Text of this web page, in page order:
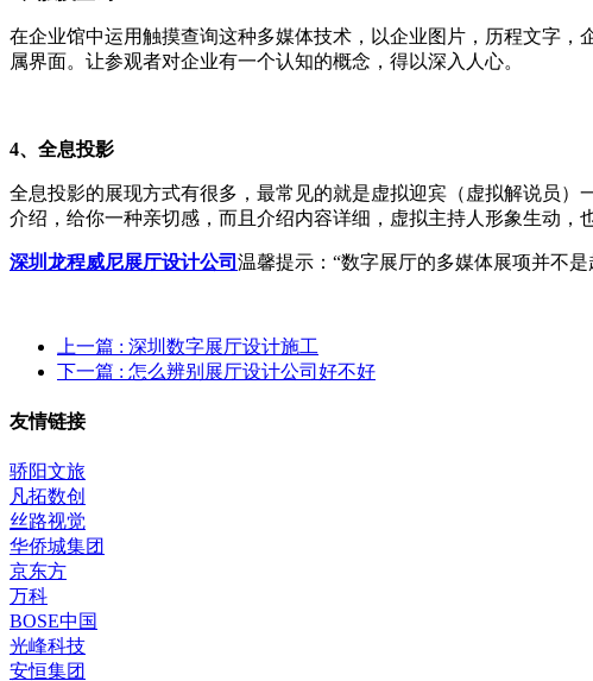
在企业馆中运用触摸查询这种多媒体技术，以企业图片，历程文字
属界面。让参观者对企业有一个认知的概念，得以深入人心。
4、全息投影
全息投影的展现方式有很多，最常见的就是虚拟迎宾（虚拟解说员
介绍，给你一种亲切感，而且介绍内容详细，虚拟主持人形象生动，
深圳龙程威尼展厅设计公司 温馨提示：“数字展厅的多媒体展项并不
上一篇 : 深圳数字展厅设计施工
下一篇 : 怎么辨别展厅设计公司好不好
友情链接
骄阳文旅
凡拓数创
丝路视觉
华侨城集团
京东方
万科
BOSE中国
光峰科技
安恒集团